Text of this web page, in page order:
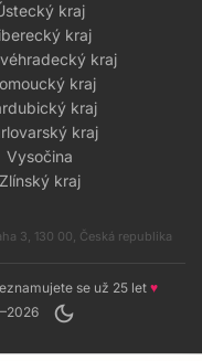
kraj
kraj
kraj
kraj
kraj
kraj
Vysočina
Zlínský kraj
3, 130 00, Česká republika
se už 25 let ♥
dark_mode